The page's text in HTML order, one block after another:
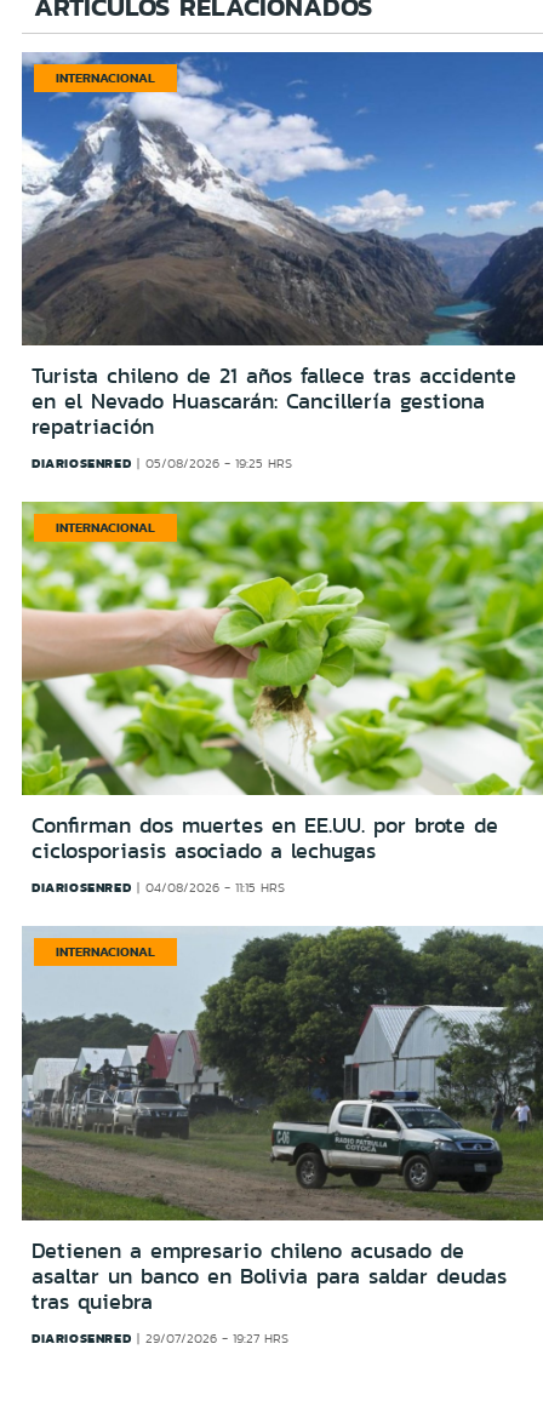
INTERNACIONAL
Turista chileno de 21 años fallece tras accidente
en el Nevado Huascarán: Cancillería gestiona
repatriación
DIARIOSENRED 05/08/2026 - 19:25 HRS
INTERNACIONAL
Confirman dos muertes en EE.UU. por brote de
ciclosporiasis asociado a lechugas
DIARIOSENRED 04/08/2026 - 11:15 HRS
INTERNACIONAL
Detienen a empresario chileno acusado de
asaltar un banco en Bolivia para saldar deudas
tras quiebra
DIARIOSENRED 29/07/2026 - 19:27 HRS